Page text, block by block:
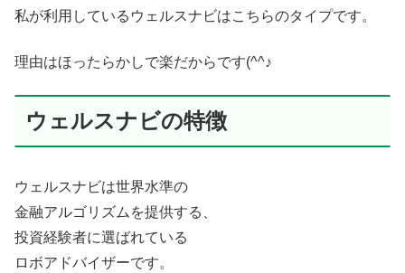
私が利用しているウェルスナビはこちらのタイプです。
理由はほったらかしで楽だからです(^^♪
ウェルスナビの特徴
ウェルスナビは世界水準の
金融アルゴリズムを提供する、
投資経験者に選ばれている
ロボアドバイザーです。